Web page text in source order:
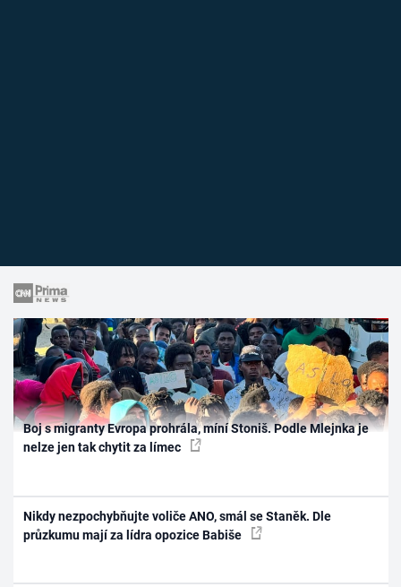
Boj s migranty Evropa prohrála, míní Stoniš. Podle Mlejnka je
nelze jen tak chytit za límec
Nikdy nezpochybňujte voliče ANO, smál se Staněk. Dle
průzkumu mají za lídra opozice Babiše